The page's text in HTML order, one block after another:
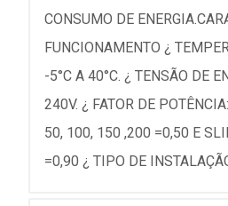
CONSUMO DE
FUNCIONAMENTO ¿
-5°C A 40°C. ¿ TENSÃO DE
240V. ¿ FATOR DE
50, 100, 150 ,200 =0,50 E
=0,90 ¿ TIPO DE